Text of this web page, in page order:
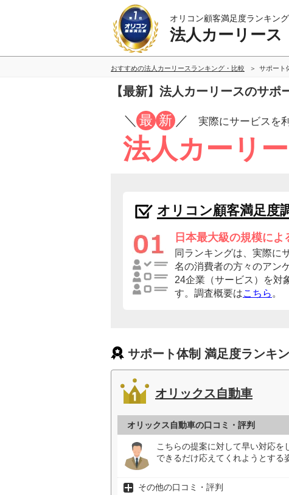
オリコン顧客満足度ランキング
法人カーリース
おすすめの法人カーリースランキング・比較 サポート
【最新】法人カーリースのサ
／ 最 新 ／ 実際にサービスを
法人カーリ
オリコン顧客満足度
日本最大級の規模によ
同ランキングは、実際に
名の消費者の方々のアン
24企業（サービス）を対
す。調査概要はこちら 。
サポート体制 満足度ランキ
オリックス自動車
オリックス自動車の口コミ・評判
こちらの提案に対して早い対応を
できるだけ応えてくれようとする
その他の口コミ・評判